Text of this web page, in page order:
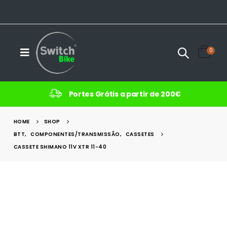
0
Portes Grátis a partir de 200€
HOME
SHOP
BTT, COMPONENTES/TRANSMISSÃO, CASSETES
CASSETE SHIMANO 11V XTR 11-40